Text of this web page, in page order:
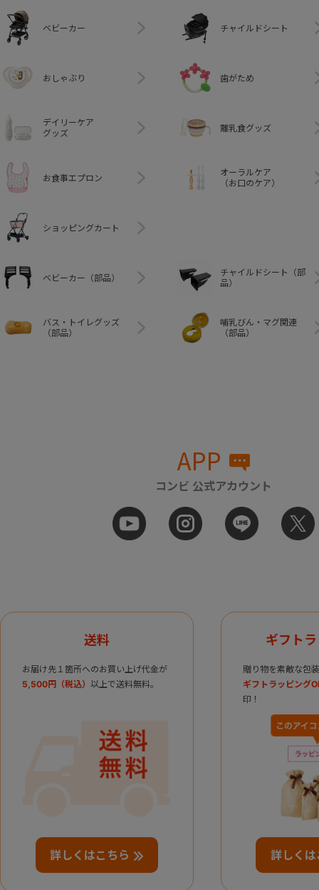
ベビーカー チャイルドシート
おしゃぶり 歯がため
デイリーケア
グッズ
離乳食グッズ
お食事エプロン
オーラルケア
（お口のケア）
ショッピングカート
ベビーカー（部品）
チャイルドシート（部
品）
バス・トイレグッズ
（部品）
哺乳びん・マグ関連
（部品）
APP
コンビ 公式アカウント
送料
お届け先１箇所へのお買い上げ代金が
5,500円（税込） 以上で送料無料。
詳しくはこちら
ギフト
贈り物を素敵な包
ギフトラッピング
印！
詳しくは